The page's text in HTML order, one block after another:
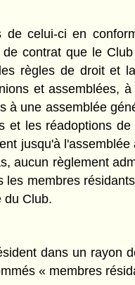
celui-ci en
contrat que le
règles de droit et
et assemblées,
à une assemblée
les réadoptions
jusqu'à
aucun règlement
membres
du Club.
dans un rayon
« membres